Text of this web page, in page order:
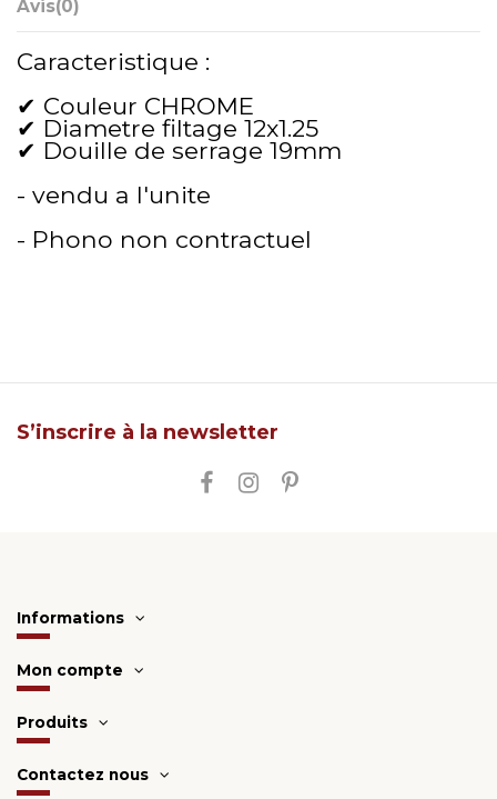
Avis(0)
Caracteristique :
✔ Couleur CHROME
✔ Diametre filtage 12x1.25
✔ Douille de serrage 19mm
- vendu a l'unite
- Phono non contractuel
S’inscrire à la newsletter
Informations
Mon compte
Produits
Contactez nous